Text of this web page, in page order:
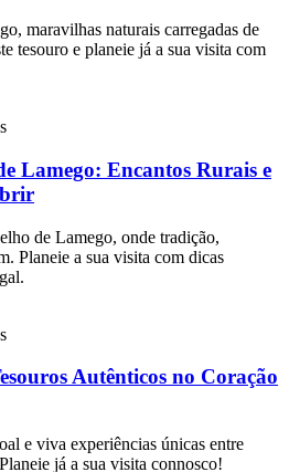
maravilhas naturais carregadas de
tesouro e planeie já a sua visita com
Lamego: Encantos Rurais e
de Lamego, onde tradição,
Planeie a sua visita com dicas
Autênticos no Coração
e viva experiências únicas entre
já a sua visita connosco!